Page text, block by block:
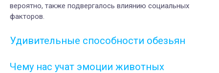
вероятно, также подвергалось влиянию социальных
факторов.
Удивительные способности обезьян
Чему нас учат эмоции животных